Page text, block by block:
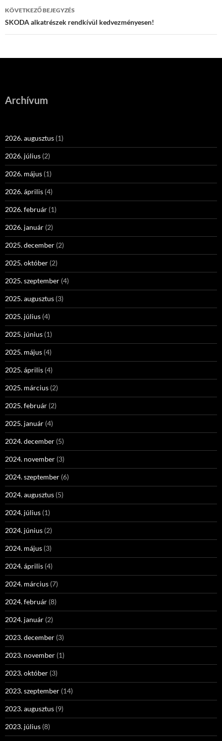
KÖVETKEZŐ BEJEGYZÉS
SKODA alkatrészek rendkívül kedvezményesen!
Archívum
2026. augusztus (1)
2026. július (2)
2026. május (1)
2026. április (4)
2026. február (1)
2026. január (2)
2025. december (2)
2025. október (2)
2025. szeptember (4)
2025. augusztus (3)
2025. július (4)
2025. június (1)
2025. május (4)
2025. április (4)
2025. március (2)
2025. február (2)
2025. január (4)
2024. december (5)
2024. november (3)
2024. szeptember (6)
2024. augusztus (5)
2024. július (1)
2024. június (2)
2024. május (3)
2024. április (4)
2024. március (7)
2024. február (8)
2024. január (2)
2023. december (3)
2023. november (1)
2023. október (3)
2023. szeptember (14)
2023. augusztus (9)
2023. július (8)